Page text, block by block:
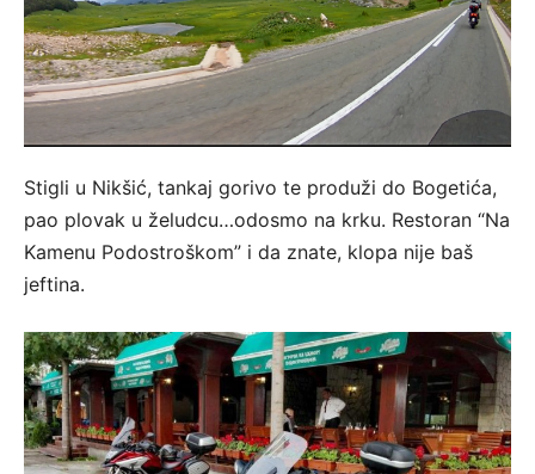
Stigli u Nikšić, tankaj gorivo te produži do Bogetića,
pao plovak u želudcu…odosmo na krku. Restoran “Na
Kamenu Podostroškom” i da znate, klopa nije baš
jeftina.